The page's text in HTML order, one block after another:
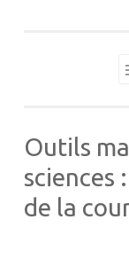
Outils
sciences
de la